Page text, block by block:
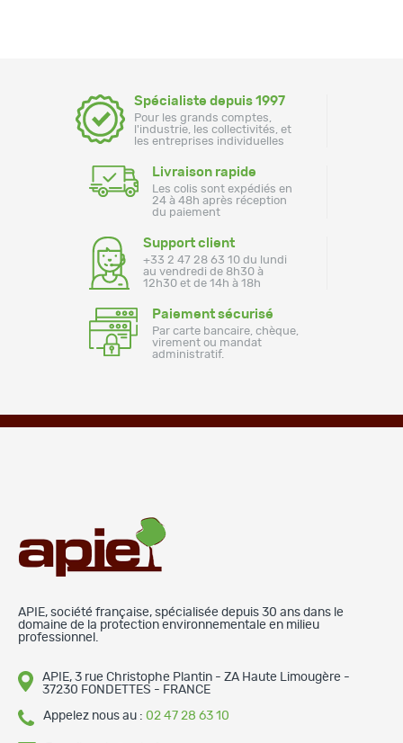
Spécialiste depuis 1997
Pour les grands comptes,
l'industrie, les collectivités, et
les entreprises individuelles
Livraison rapide
Les colis sont expédiés en
24 à 48h après réception
du paiement
Support client
+33 2 47 28 63 10 du lundi
au vendredi de 8h30 à
12h30 et de 14h à 18h
Paiement sécurisé
Par carte bancaire, chèque,
virement ou mandat
administratif.
APIE, société française, spécialisée depuis 30 ans dans le
domaine de la protection environnementale en milieu
professionnel.
APIE, 3 rue Christophe Plantin - ZA Haute Limougère -
37230 FONDETTES - FRANCE
Appelez nous au : 02 47 28 63 10